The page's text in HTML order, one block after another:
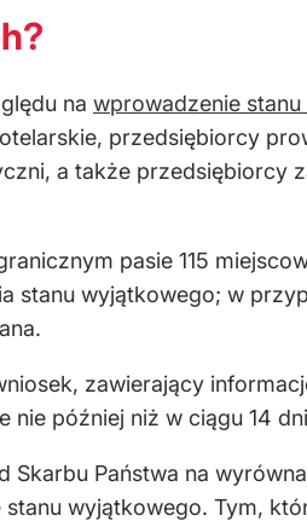
na wprowadzenie
przedsiębiorcy
a także przedsiębiorcy
pasie 115
stanu wyjątkowego; w
zawierający
później niż w ciągu 14
Państwa na
wyjątkowego. Tym,